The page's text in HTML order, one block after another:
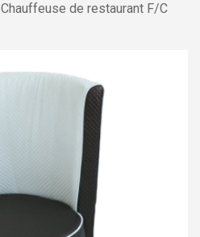
Chauffeuse de restaurant F/C